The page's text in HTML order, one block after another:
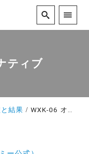
ティブ
結果 WXK-06 オルタナティブ